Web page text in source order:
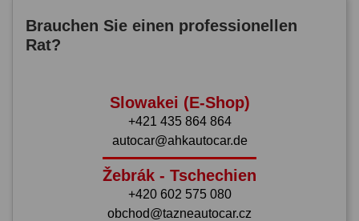
Brauchen Sie einen professionellen
Rat?
Slowakei (E-Shop)
+421 435 864 864
autocar@ahkautocar.de
Žebrák - Tschechien
+420 602 575 080
obchod@tazneautocar.cz